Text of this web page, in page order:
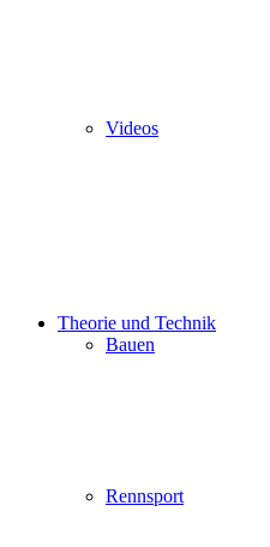
Videos
Theorie und Technik
Bauen
Rennsport